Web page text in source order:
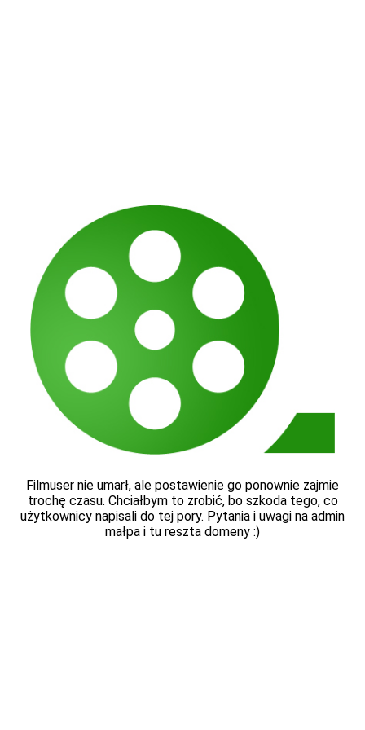
Filmuser nie umarł, ale postawienie go ponownie zajmie
trochę czasu. Chciałbym to zrobić, bo szkoda tego, co
użytkownicy napisali do tej pory. Pytania i uwagi na admin
małpa i tu reszta domeny :)